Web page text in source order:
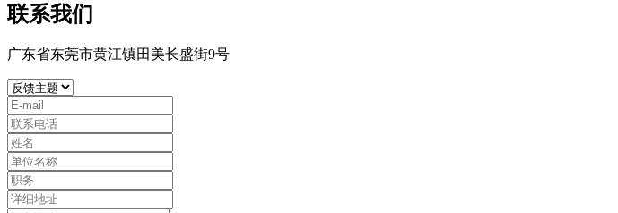
联系我们
广东省东莞市黄江镇田美长盛街9号